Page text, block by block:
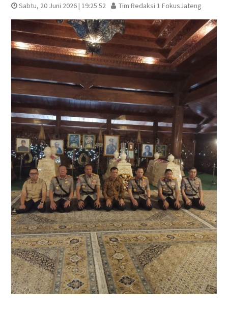
Sabtu, 20 Juni 2026 | 19:25 52 Tim Redaksi 1 FokusJateng